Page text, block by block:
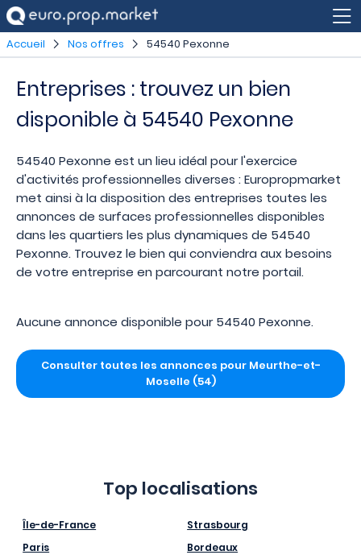
Accueil Nos offres 54540 Pexonne
Entreprises : trouvez un bien
disponible à 54540 Pexonne
54540 Pexonne est un lieu idéal pour l'exercice
d'activités professionnelles diverses : Europropmarket
met ainsi à la disposition des entreprises toutes les
annonces de surfaces professionnelles disponibles
dans les quartiers les plus dynamiques de 54540
Pexonne. Trouvez le bien qui conviendra aux besoins
de votre entreprise en parcourant notre portail.
Aucune annonce disponible pour 54540 Pexonne.
Consulter toutes les annonces pour Meurthe-et-
Moselle (54)
Top localisations
Île-de-France
Paris
Strasbourg
Bordeaux